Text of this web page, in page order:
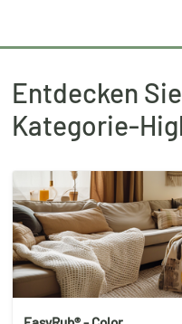
Entdecken
Kategorie-